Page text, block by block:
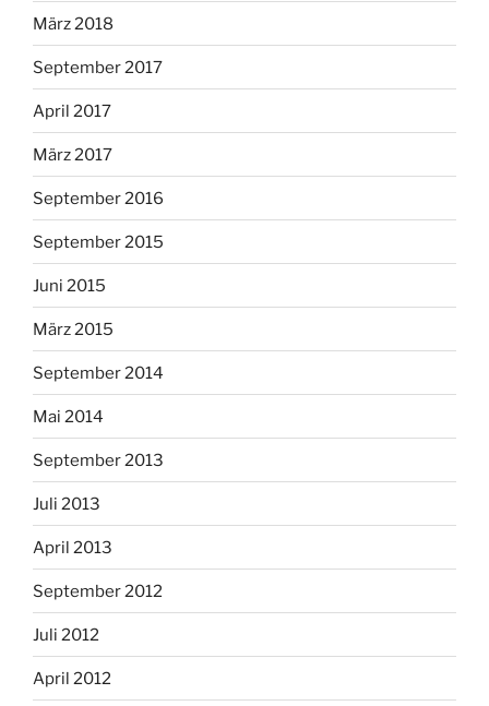
März 2018
September 2017
April 2017
März 2017
September 2016
September 2015
Juni 2015
März 2015
September 2014
Mai 2014
September 2013
Juli 2013
April 2013
September 2012
Juli 2012
April 2012